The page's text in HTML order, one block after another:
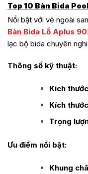
Top 10 Bàn Bida
Nổi bật với vẻ ngoài
Bàn Bida Lỗ Aplus
lạc bộ bida chuyên
Thông số kỹ thuật:
Kích
Kích
Trọng
Ưu điểm nổi bật:
Khung